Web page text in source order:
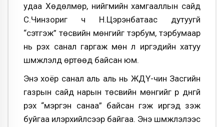
удаа Хөдөлмөр, нийгмийн хамгааллын сайд
С.Чинзориг ч Н.Цэрэнбатаас дутуугүй
“сэтгэж” төсвийн мөнгийг тэрбум, тэрбумаар
нь үрэх санал гаргаж мөн л иргэдийн хатуу
шүүмжлэлд өртөөд байсан юм.
Энэ хоёр санал аль аль нь ЖДҮ-чин Засгийн
газрын сайд нарын төсвийн мөнгийг үр дүнгүй
үрэх “мэргэн санаа” байсан гэж иргэд үзэж
буйгаа илэрхийлсээр байгаа. Энэ шүүмжлэлээс